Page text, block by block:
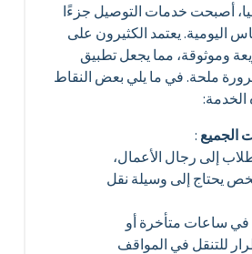
أصبحت خدمات التوصيل جزءًا
اليومية. يعتمد الكثيرون على
وموثوقة، مما يجعل تطبيق
ملحة. في ما يلي بعض النقاط
الجميع:
إلى رجال الأعمال،
يحتاج إلى وسيلة نقل
في ساعات متأخرة أو
للتنقل في المواقف